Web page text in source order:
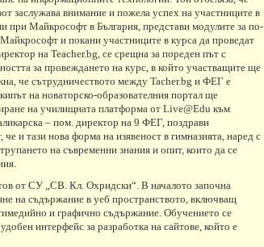
заслужава внимание и пожела успех на участниците в
при Майкрософт в България, представи модулите за по-
и покани участниците в курса да проведат
на Teacher.bg, се срещна за пореден път с
за провеждането на курс, в който участващите ще
че сътрудничеството между Tacher.bg и ФЕГ е
на новаторско-образователния портал ще
на училищната платформа от Live@Edu към
– пом. директор на 9 ФЕГ, поздрави
и тази нова форма на изявеност в гимназията, наред с
на съвременни знания и опит, които да се
от СУ „СВ. Кл. Охридски“. В началото започна
на съдържание в уеб пространството, включващ
и графично съдържание. Обучението се
интерфейс за разработка на сайтове, който е